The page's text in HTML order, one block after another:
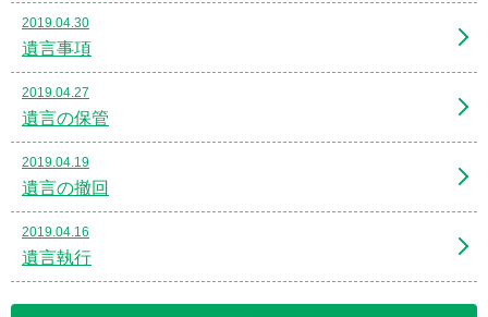
2019.04.30
遺言事項
2019.04.27
遺言の保管
2019.04.19
遺言の撤回
2019.04.16
遺言執行